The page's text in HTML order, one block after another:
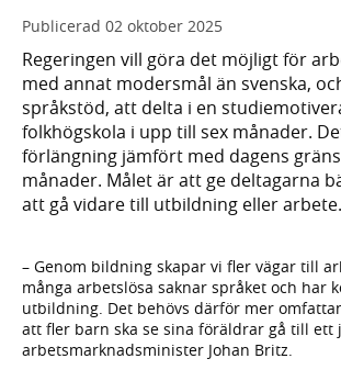
Publicerad 02 oktober 2025
Regeringen vill göra det möjligt för
med annat modersmål än svenska,
språkstöd, att delta i en
folkhögskola i upp till sex månader.
förlängning jämfört med dagens
månader. Målet är att ge deltagarna
att gå vidare till utbildning eller arbete.
– Genom bildning skapar vi fler vägar till
många arbetslösa saknar språket och har
utbildning. Det behövs därför mer
att fler barn ska se sina föräldrar gå till ett
arbetsmarknadsminister Johan Britz.